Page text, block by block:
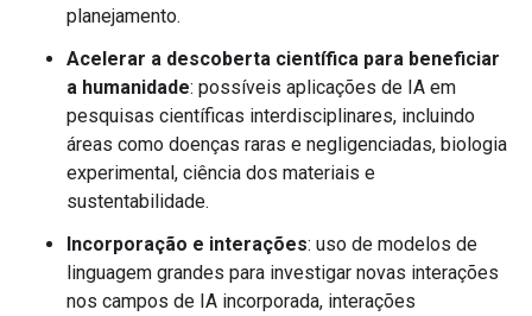
planejamento.
Acelerar a descoberta científica para beneficiar
a humanidade: possíveis aplicações de IA em
pesquisas científicas interdisciplinares, incluindo
áreas como doenças raras e negligenciadas, biologia
experimental, ciência dos materiais e
sustentabilidade.
Incorporação e interações: uso de modelos de
linguagem grandes para investigar novas interações
nos campos de IA incorporada, interações